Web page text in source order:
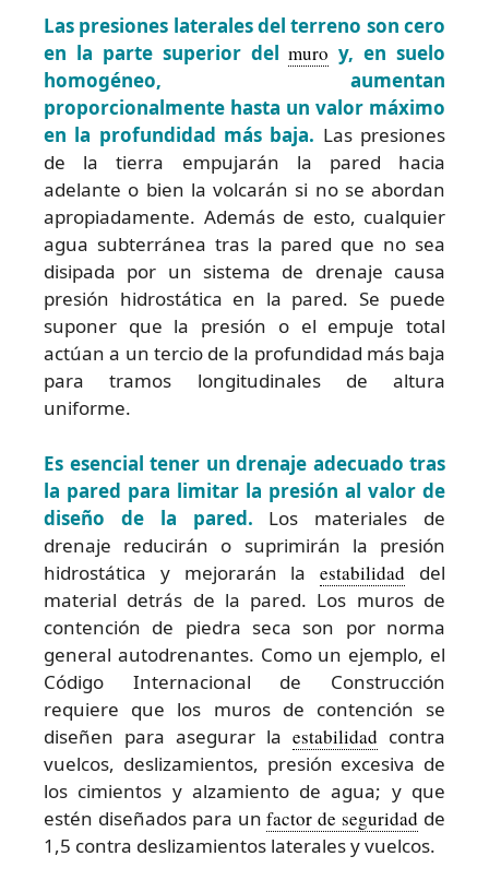
Las presiones laterales del terreno son cero
en la parte superior delmuro y, en suelo
homogéneo, aumentan
proporcionalmente hasta un valor máximo
en la profundidad más baja. Las presiones
de la tierra empujarán la pared hacia
adelante o bien la volcarán si no se abordan
apropiadamente. Además de esto, cualquier
agua subterránea tras la pared que no sea
disipada por un sistema de drenaje causa
presión hidrostática en la pared. Se puede
suponer que la presión o el empuje total
actúan a un tercio de la profundidad más baja
para tramos longitudinales de altura
uniforme.
Es esencial tener un drenaje adecuado tras
la pared para limitar la presión al valor de
diseño de la pared. Los materiales de
drenaje reducirán o suprimirán la presión
hidrostática y mejorarán laestabilidad del
material detrás de la pared. Los muros de
contención de piedra seca son por norma
general autodrenantes. Como un ejemplo, el
Código Internacional de Construcción
requiere que los muros de contención se
diseñen para asegurar la estabilidad contra
vuelcos, deslizamientos, presión excesiva de
los cimientos y alzamiento de agua; y que
estén diseñados para unfactor de seguridad de
1,5 contra deslizamientos laterales y vuelcos.